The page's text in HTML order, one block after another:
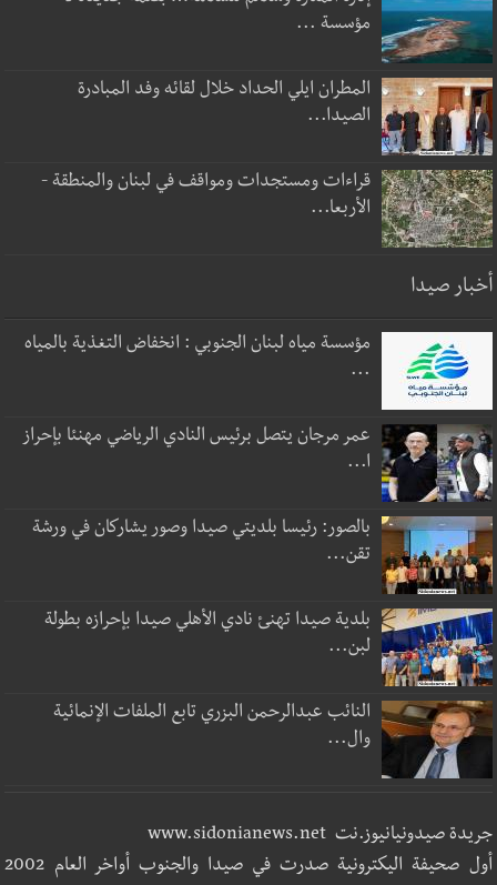
مؤسسة ...
المطران ايلي الحداد خلال لقائه وفد المبادرة
الصيدا...
قراءات ومستجدات ومواقف في لبنان والمنطقة -
الأربعا...
أخبار صيدا
مؤسسة مياه لبنان الجنوبي : انخفاض التغذية بالمياه
...
عمر مرجان يتصل برئيس النادي الرياضي مهنئا بإحراز
ا...
بالصور: رئيسا بلديتي صيدا وصور يشاركان في ورشة
تقن...
بلدية صيدا تهنئ نادي الأهلي صيدا بإحرازه بطولة
لبن...
النائب عبدالرحمن البزري تابع الملفات الإنمائية
وال...
جريدة صيدونيانيوز.نت www.sidonianews.net
أول صحيفة اليكترونية صدرت في صيدا والجنوب أواخر العام 2002